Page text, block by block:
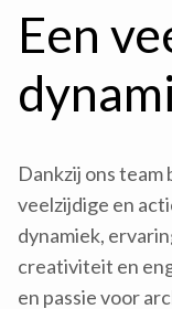
Een
Dankzij ons team
veelzijdige en
dynamiek,
creativiteit en
en passie voor